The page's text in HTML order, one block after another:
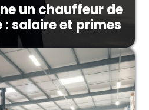
un chauffeur de
: salaire et primes